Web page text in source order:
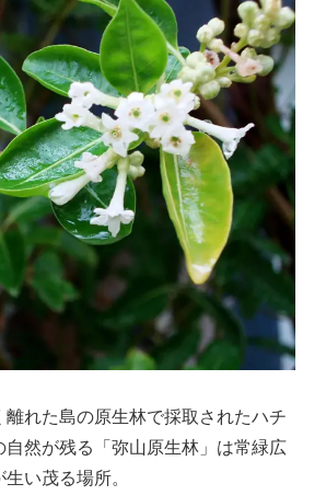
れた島の原生林で採取されたハチ
自然が残る「弥山原生林」は常緑広
い茂る場所。